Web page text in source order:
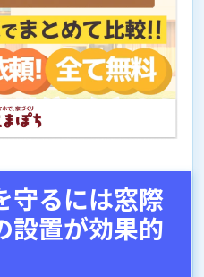
守るには窓際
設置が効果的